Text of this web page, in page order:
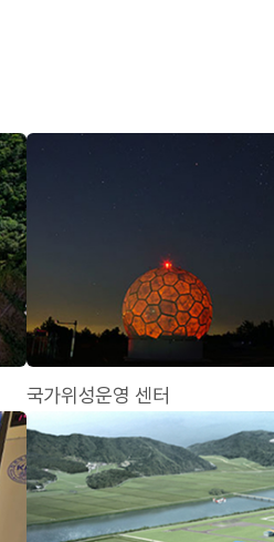
국가위성운영 센터